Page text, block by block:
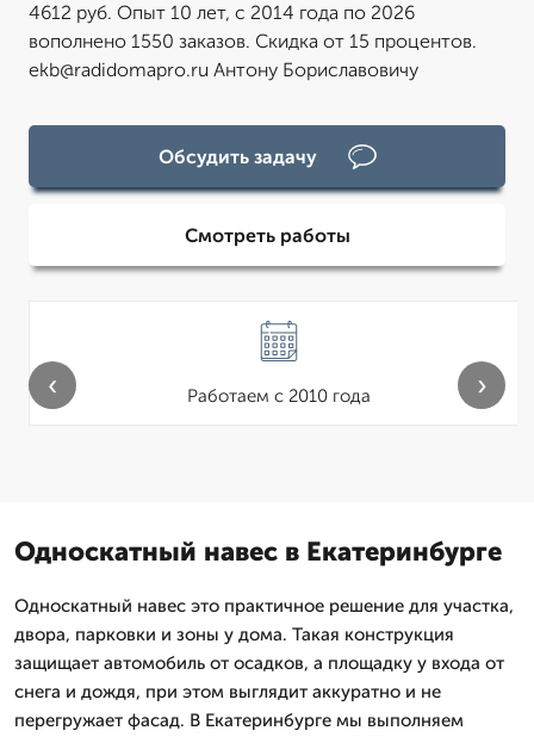
4612 руб. Опыт 10 лет, с 2014 года по 2026
вополнено 1550 заказов. Скидка от 15 процентов.
ekb@radidomapro.ru Антону Бориславовичу
Обсудить задачу
Смотреть работы
Работаем с 2010 года
‹ ›
Односкатный навес в Екатеринбурге
Односкатный навес это практичное решение для участка,
двора, парковки и зоны у дома. Такая конструкция
защищает автомобиль от осадков, а площадку у входа от
снега и дождя, при этом выглядит аккуратно и не
перегружает фасад. В Екатеринбурге мы выполняем